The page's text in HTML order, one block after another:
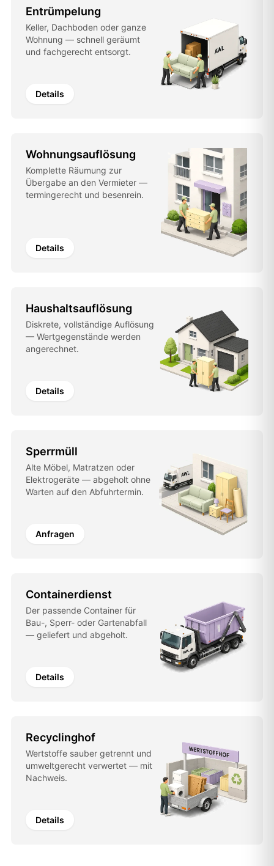
Entrümpelung
Keller, Dachboden oder ganze
Wohnung — schnell geräumt
und fachgerecht entsorgt.
Details
Wohnungsauflösung
Komplette Räumung zur
Übergabe an den Vermieter —
termingerecht und besenrein.
Details
Haushaltsauflösung
Diskrete, vollständige Auflösung
— Wertgegenstände werden
angerechnet.
Details
Sperrmüll
Alte Möbel, Matratzen oder
Elektrogeräte — abgeholt ohne
Warten auf den Abfuhrtermin.
Anfragen
Containerdienst
Der passende Container für
Bau-, Sperr- oder Gartenabfall
— geliefert und abgeholt.
Details
Recyclinghof
Wertstoffe sauber getrennt und
umweltgerecht verwertet — mit
Nachweis.
Details